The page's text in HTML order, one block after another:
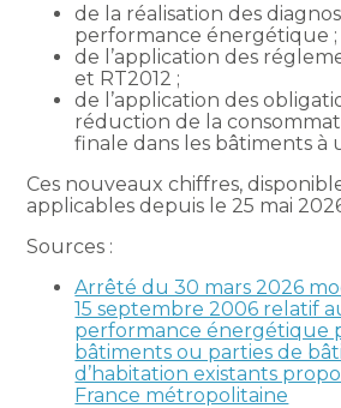
de la réalisation des
performance énergétique ;
de l’application des
et RT2012 ;
de l’application des
réduction de la
finale dans les bâtiments à
Ces nouveaux chiffres,
applicables depuis le 25 mai
Sources :
Arrêté du 30 mars 2026
15 septembre 2006 relatif
performance énergétique
bâtiments ou parties de
d’habitation existants
France métropolitaine